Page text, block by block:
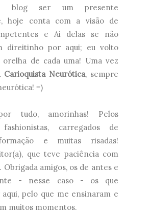
blog ser um presente
hoje conta com a visão de
e Ai delas se não
direitinho por aqui; eu volto
de cada uma! Uma vez
Carioquista Neurótica, sempre
=)
tudo, amorinhas! Pelos
carregados de
e muitas risadas!
que teve paciência com
Obrigada amigos, os de antes e
- nesse caso - os que
pelo que me ensinaram e
muitos momentos.